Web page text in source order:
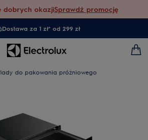
dobrych okazjiSprawdź promocję
Dostawa za 1 zł* od 299 zł
do pakowania próżniowego